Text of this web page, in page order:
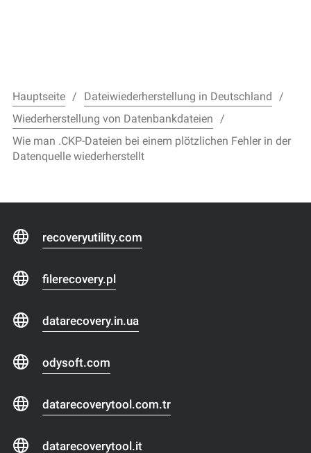
Hauptseite
Dateiwiederherstellung in Deutschland
Wiederherstellung von Datenbankdateien
Wie man .CKP-Dateien bei einem plötzlichen Fehler in der
Datenquelle wiederherstellt
recoveryutility.com
filerecovery.pl
datarecovery.in.ua
odysoft.com
datarecoverytool.com.tr
datarecoverytool.it